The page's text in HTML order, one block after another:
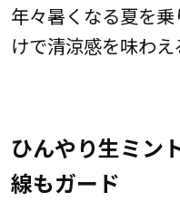
年々暑くなる夏を
けで清涼感を味わえ
ひんやり生ミン
線もガード